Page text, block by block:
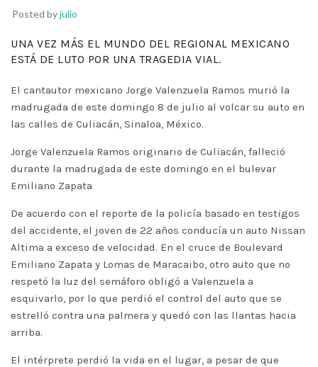
Posted byjulio
UNA VEZ MÁS EL MUNDO DEL REGIONAL MEXICANO
ESTÁ DE LUTO POR UNA TRAGEDIA VIAL.
El cantautor mexicano Jorge Valenzuela Ramos murió la
madrugada de este domingo 8 de julio al volcar su auto en
las calles de Culiacán, Sinaloa, México.
Jorge Valenzuela Ramos originario de Culiacán, falleció
durante la madrugada de este domingo en el bulevar
Emiliano Zapata
De acuerdo con el reporte de la policía basado en testigos
del accidente, el joven de 22 años conducía un auto Nissan
Altima a exceso de velocidad. En el cruce de Boulevard
Emiliano Zapata y Lomas de Maracaibo, otro auto que no
respetó la luz del semáforo obligó a Valenzuela a
esquivarlo, por lo que perdió el control del auto que se
estrelló contra una palmera y quedó con las llantas hacia
arriba.
El intérprete perdió la vida en el lugar, a pesar de que